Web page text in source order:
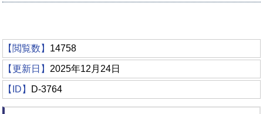
【閲覧数】 14758
【更新日】 2025年12月24日
【ID】 D-3764